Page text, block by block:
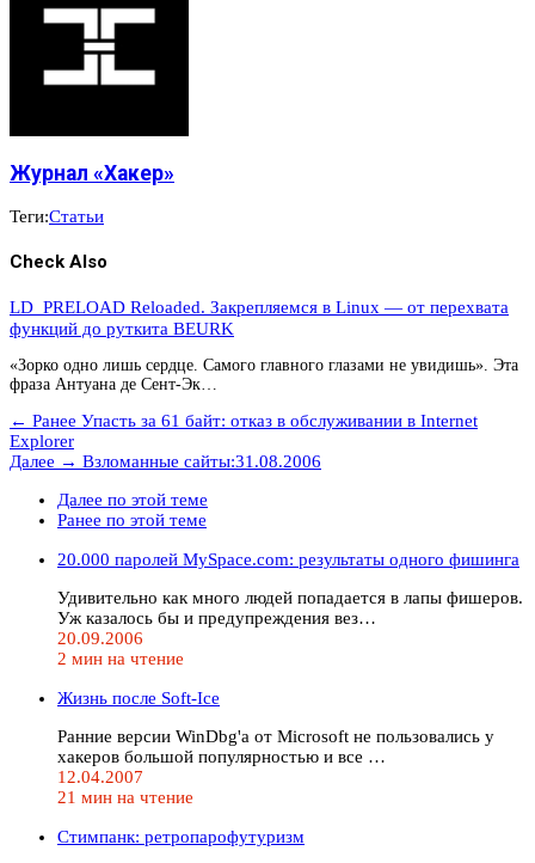
Журнал «Хакер»
Теги:Статьи
Check Also
LD_PRELOAD Reloaded. Закрепляемся в Linux — от перехвата
функций до руткита BEURK
«Зорко одно лишь сердце. Самого главного глазами не увидишь». Эта
фраза Антуана де Сент-Эк…
← Ранее Упасть за 61 байт: отказ в обслуживании в Internet
Explorer
Далее → Взломанные сайты:31.08.2006
Далее по этой теме
Ранее по этой теме
20.000 паролей MySpace.com: результаты одного фишинга
Удивительно как много людей попадается в лапы фишеров.
Уж казалось бы и предупреждения вез…
20.09.2006
2 мин на чтение
Жизнь после Soft-Ice
Ранние версии WinDbg'а от Microsoft не пользовались у
хакеров большой популярностью и все …
12.04.2007
21 мин на чтение
Стимпанк: ретропарофутуризм